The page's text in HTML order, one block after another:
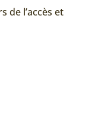
de l’accès et